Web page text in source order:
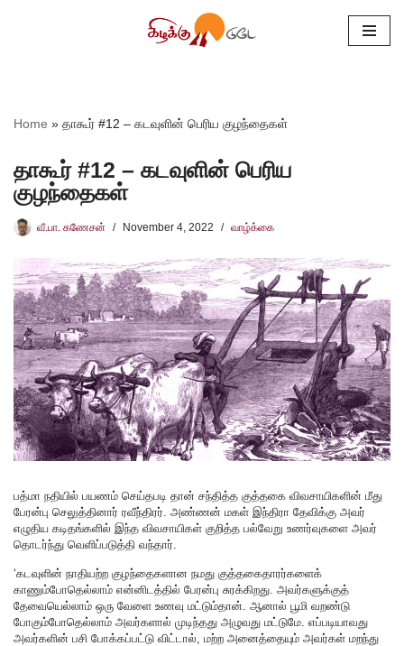
Home » தாகூர் #12 – கடவுளின் பெரிய குழந்தைகள்
தாகூர் #12 – கடவுளின் பெரிய
குழந்தைகள்
வீ.பா. கணேசன் November 4, 2022 வாழ்க்கை
பத்மா நதியில் பயணம் செய்தபடி தான் சந்தித்த குத்தகை விவசாயிகளின் மீது
பேரன்பு செலுத்தினார் ரவீந்திரர். அண்ணன் மகள் இந்திரா தேவிக்கு அவர்
எழுதிய கடிதங்களில் இந்த விவசாயிகள் குறித்த பல்வேறு உணர்வுகளை அவர்
தொடர்ந்து வெளிப்படுத்தி வந்தார்.
‘கடவுளின் நாதியற்ற குழந்தைகளான நமது குத்தகைதாரர்களைக்
காணும்போதெல்லாம் என்னிடத்தில் பேரன்பு சுரக்கிறது. அவர்களுக்குத்
தேவையெல்லாம் ஒரு வேளை உணவு மட்டும்தான். ஆனால் பூமி வறண்டு
போகும்போதெல்லாம் அவர்களால் முடிந்தது அழுவது மட்டுமே. எப்படியாவது
அவர்களின் பசி போக்கப்பட்டு விட்டால், மற்ற அனைத்தையும் அவர்கள் மறந்து